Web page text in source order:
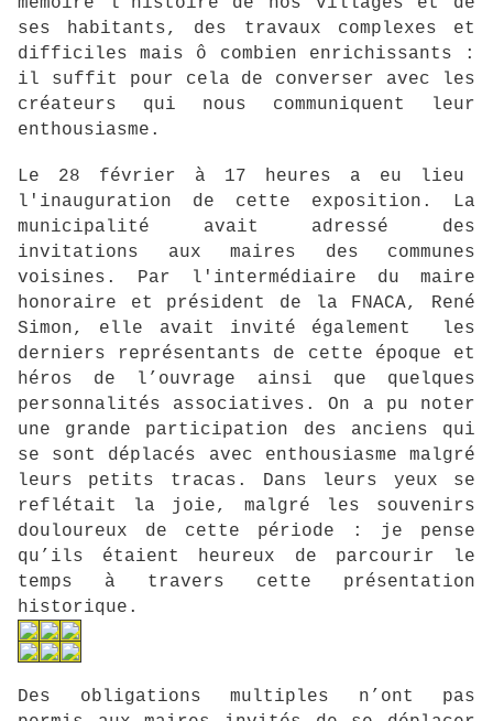
ses habitants, des travaux complexes et
difficiles mais ô combien enrichissants :
il suffit pour cela de converser avec les
créateurs qui nous communiquent leur
enthousiasme.
Le 28 février à 17 heures a eu lieu
l'inauguration de cette exposition. La
municipalité avait adressé des
invitations aux maires des communes
voisines. Par l'intermédiaire du maire
honoraire et président de la FNACA, René
Simon, elle avait invité également les
derniers représentants de cette époque et
héros de l’ouvrage ainsi que quelques
personnalités associatives. On a pu noter
une grande participation des anciens qui
se sont déplacés avec enthousiasme malgré
leurs petits tracas. Dans leurs yeux se
reflétait la joie, malgré les souvenirs
douloureux de cette période : je pense
qu’ils étaient heureux de parcourir le
temps à travers cette présentation
historique.
Des obligations multiples n’ont pas